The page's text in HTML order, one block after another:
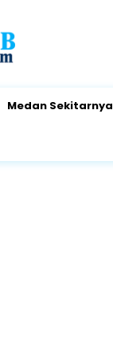
Medan Sekitarnya